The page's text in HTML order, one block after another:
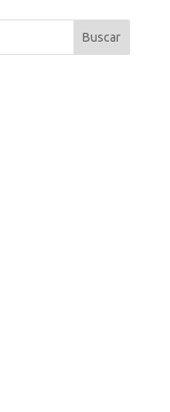
Buscar